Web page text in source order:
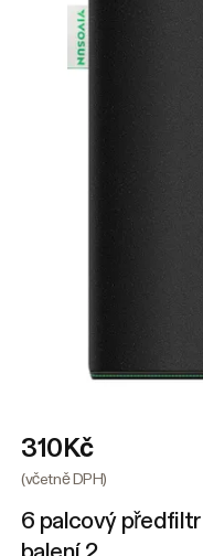
310Kč
(včetně DPH)
6 palcový předfiltr